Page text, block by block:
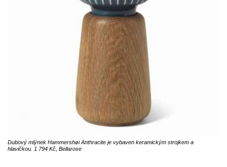
Dubový mlýnek Hammershøi Anthracite je vybaven keramickým strojkem a
hlavičkou. 1 794 Kč, Bellarose